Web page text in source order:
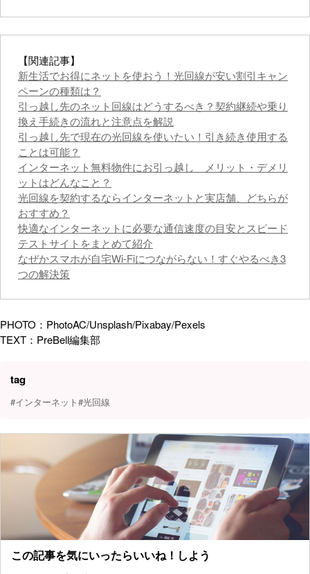
【関連記事】
新生活でお得にネットを使おう！光回線が安い割引キャン
ペーンの種類は？
引っ越し先のネット回線はどうするべき？契約継続や乗り
換え手続きの流れと注意点を解説
引っ越し先で現在の光回線を使いたい！引き続き使用する
ことは可能？
インターネット無料物件にお引っ越し メリット・デメリ
ットはどんなこと？
光回線を契約するならインターネットと実店舗、どちらが
おすすめ？
快適なインターネットに必要な通信速度の目安とスピード
テストサイトをまとめて紹介
なぜかスマホが自宅Wi-Fiにつながらない！すぐやるべき3
つの解決策
PHOTO：PhotoAC/Unsplash/Pixabay/Pexels
TEXT：PreBell編集部
tag
#インターネット#光回線
この記事を気にいったらいいね！しよう